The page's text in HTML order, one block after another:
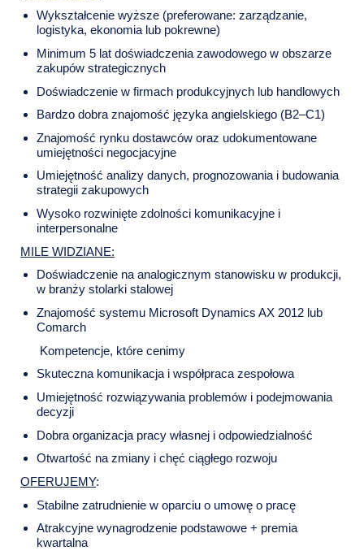
Wykształcenie wyższe (preferowane: zarządzanie,
logistyka, ekonomia lub pokrewne)
Minimum 5 lat doświadczenia zawodowego w obszarze
zakupów strategicznych
Doświadczenie w firmach produkcyjnych lub handlowych
Bardzo dobra znajomość języka angielskiego (B2–C1)
Znajomość rynku dostawców oraz udokumentowane
umiejętności negocjacyjne
Umiejętność analizy danych, prognozowania i budowania
strategii zakupowych
Wysoko rozwinięte zdolności komunikacyjne i
interpersonalne
MILE WIDZIANE:
Doświadczenie na analogicznym stanowisku w produkcji,
w branży stolarki stalowej
Znajomość systemu Microsoft Dynamics AX 2012 lub
Comarch
Kompetencje, które cenimy
Skuteczna komunikacja i współpraca zespołowa
Umiejętność rozwiązywania problemów i podejmowania
decyzji
Dobra organizacja pracy własnej i odpowiedzialność
Otwartość na zmiany i chęć ciągłego rozwoju
OFERUJEMY:
Stabilne zatrudnienie w oparciu o umowę o pracę
Atrakcyjne wynagrodzenie podstawowe + premia
kwartalna